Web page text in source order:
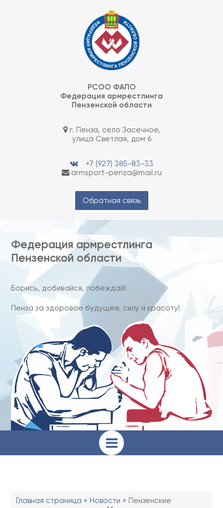
РСОО ФАПО
Федерация армрестлинга
Пензенской области
г. Пенза, село Засечное,
улица Светлая, дом 6
+7 (927) 385-83-33
armsport-penza@mail.ru
Обратная связь
Федерация армрестлинга
Пензенской области
Борись, добивайся, побеждай!
Пенза за здоровое будущее, силу и красоту!
Главная страница » Новости » Пензенские